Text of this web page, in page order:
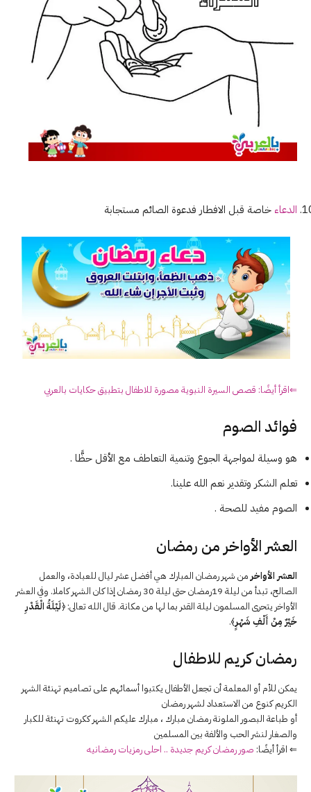
الدعاء خاصة قبل الافطار فدعوة الصائم مستجابة
⇐اقرأ أيضًا: قصص السيرة النبوية مصورة للاطفال بتطبيق حكايات بالعربي
فوائد الصوم
هو وسيلة لمواجهة الجوع وتنمية التعاطف مع الأقل حظًّا .
تعلم الشكر وتقدير نعم الله علينا.
الصوم مفيد للصحة .
العشر الأواخر من رمضان
العشر الأواخر من شهر رمضان المبارك هي أفضل عشر ليال للعبادة، والعمل
الصالح، تبدأ من ليلة 19رمضان حتى ليلة 30 رمضان إذا كان الشهر كاملا. وفي العشر
الأواخر يتحرى المسلمون ليلة القدر بما لها من مكانة. قال الله تعالى: ﴿لَيْلَةُ الْقَدْرِ
خَيْرٌ مِنْ أَلْفِ شَهْرٍ﴾.
رمضان كريم للاطفال
يمكن للأم أو المعلمة أن تجعل الأطفال يكتبوا أسمائهم على تصاميم تهنئة الشهر
الكريم كنوع من الاستعداد لشهر رمضان
أو طباعة البصور الملونة رمضان مبارك ، مبارك عليكم الشهر ككروت تهنئة للكبار
والصغار لنشر الحب والألفة بين المسلمين
⇐ اقرأ أيضًا: صور رمضان كريم جديدة .. احلى رمزيات رمضانيه